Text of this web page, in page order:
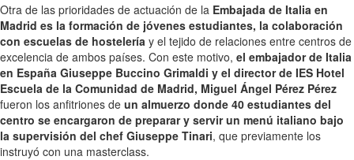
Otra de las prioridades de actuación de la Embajada de Italia en
Madrid es la formación de jóvenes estudiantes, la colaboración
con escuelas de hostelería y el tejido de relaciones entre centros de
excelencia de ambos países. Con este motivo, el embajador de Italia
en España Giuseppe Buccino Grimaldi y el director de IES Hotel
Escuela de la Comunidad de Madrid, Miguel Ángel Pérez Pérez
fueron los anfitriones de un almuerzo donde 40 estudiantes del
centro se encargaron de preparar y servir un menú italiano bajo
la supervisión del chef Giuseppe Tinari, que previamente los
instruyó con una masterclass.